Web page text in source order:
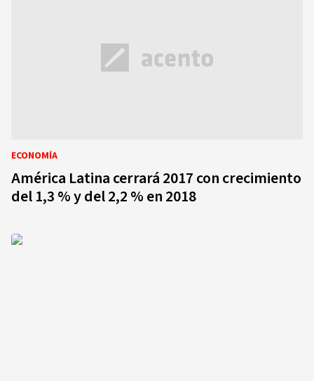
ECONOMÍA
América Latina cerrará 2017 con crecimiento
del 1,3 % y del 2,2 % en 2018